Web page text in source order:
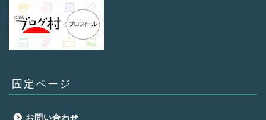
固定ページ
お問い合わせ